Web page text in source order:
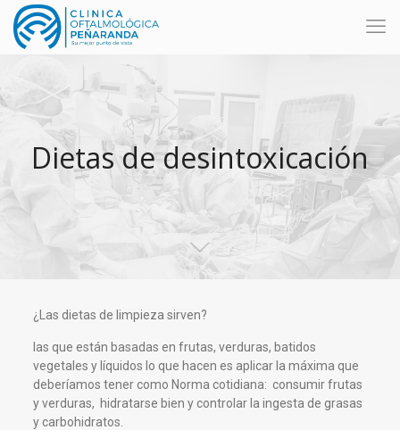
Dietas de desintoxicación
¿Las dietas de limpieza sirven?
las que están basadas en frutas, verduras, batidos
vegetales y líquidos lo que hacen es aplicar la máxima que
deberíamos tener como Norma cotidiana: consumir frutas
y verduras, hidratarse bien y controlar la ingesta de grasas
y carbohidratos.